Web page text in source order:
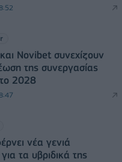
Novibet συνεχίζουν
της συνεργασίας
2028
νέα γενιά
τα υβριδικά της